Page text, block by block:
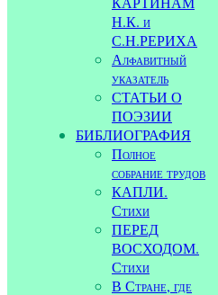
Н.К. и
С.Н.РЕРИХА
Алфавитный
указатель
СТАТЬИ О
ПОЭЗИИ
БИБЛИОГРАФИЯ
Полное
собрание трудов
КАПЛИ.
Стихи
ПЕРЕД
ВОСХОДОМ.
Стихи
В Стране, где